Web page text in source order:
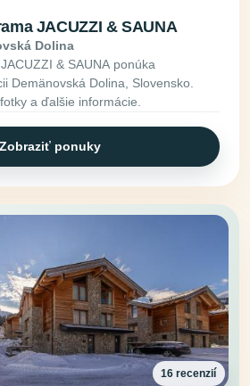
JACUZZI & SAUNA
Dolina
& SAUNA ponúka
Demänovská Dolina, Slovensko.
a ďalšie informácie.
Zobraziť ponuky
16 recenzií